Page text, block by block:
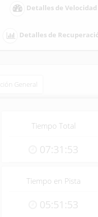
Detalles de Velocidad
Detalles de
General
Tiempo Total
07:31:53
Tiempo en Pista
05:51:53